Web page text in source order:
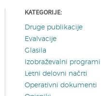
KATEGORIJE:
Druge publikacije
Evalvacije
Glasila
Izobraževalni programi
Letni delovni načrti
Operativni dokumenti